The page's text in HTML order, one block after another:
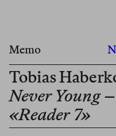
Memo
Tobias
Never Young
«Reader 7»